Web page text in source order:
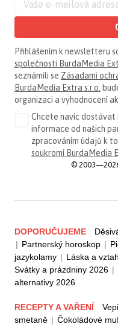
Přihlášením k newsletteru
společnosti BurdaMedia
seznámili se Zásadami
BurdaMedia Extra s.r.o.
organizaci a vyhodnocení
Chcete navíc dostávat
informace od našich
zpracováním údajů k
soukromí BurdaMedia
© 2003—2026
DOPORUČUJEME
| Partnerský horoskop |
jazykolamy | Láska a
Svátky a prázdniny 2026 |
alternativy 2026
RECEPTY A VAŘENÍ
smetaně | Čokoládové